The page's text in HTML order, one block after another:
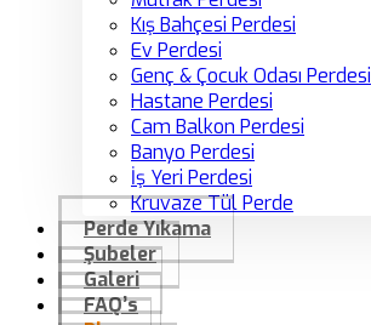
Kış Bahçesi Perdesi
Ev Perdesi
Genç & Çocuk Odası Perdesi
Hastane Perdesi
Cam Balkon Perdesi
Banyo Perdesi
İş Yeri Perdesi
Kruvaze Tül Perde
Perde Yıkama
Şubeler
Galeri
FAQ’s